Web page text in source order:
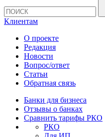
Клиентам
О проекте
Редакция
Новости
Вопрос/ответ
Статьи
Обратная связь
Банки для бизнеса
Отзывы о банках
Сравнить тарифы РКО
РКО